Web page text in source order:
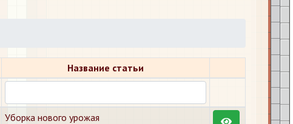
Название статьи
Уборка нового урожая